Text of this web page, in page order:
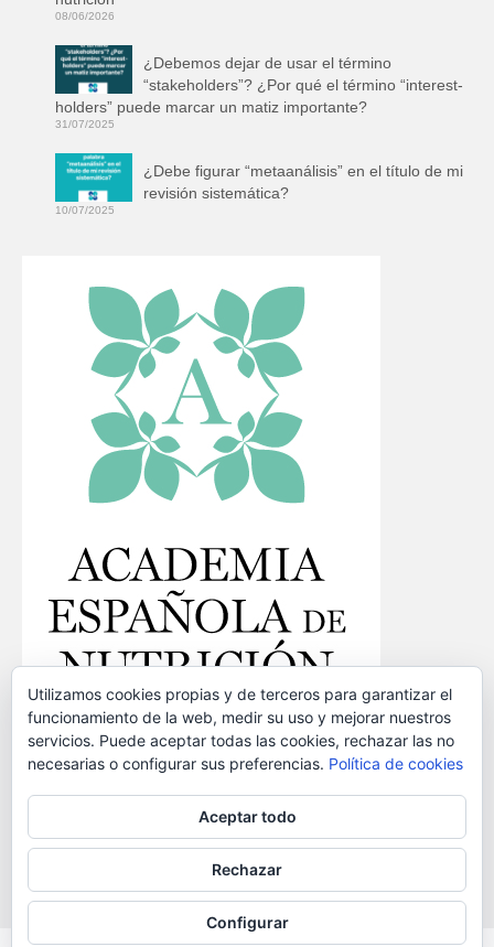
08/06/2026
¿Debemos dejar de usar el término
“stakeholders”? ¿Por qué el término “interest-
holders” puede marcar un matiz importante?
31/07/2025
¿Debe figurar “metaanálisis” en el título de mi
revisión sistemática?
10/07/2025
Licencia Creative Commons Atribución-CompartirIgual 4.0
Internacional.© 2026 Red-NuBE - Academia Española Nutrición y Dietética (aviso legal)
Utilizamos cookies propias y de terceros para garantizar el
funcionamiento de la web, medir su uso y mejorar nuestros
servicios. Puede aceptar todas las cookies, rechazar las no
necesarias o configurar sus preferencias. Política de cookies
Aceptar todo
Rechazar
Configurar